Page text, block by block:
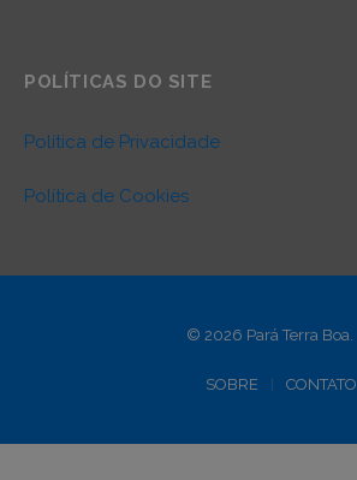
POLÍTICAS DO SITE
Política de Privacidade
Política de Cookies
© 2026 Pará Terra Boa.
SOBRE CONTATO